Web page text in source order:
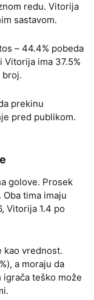
redu. Vitorija
sastavom.
– 44.4% pobeda
ima 37.5%
broj.
prekinu
pred publikom.
golove. Prosek
tima imaju
Vitorija 1.4 po
kao vrednost.
a moraju da
teško može